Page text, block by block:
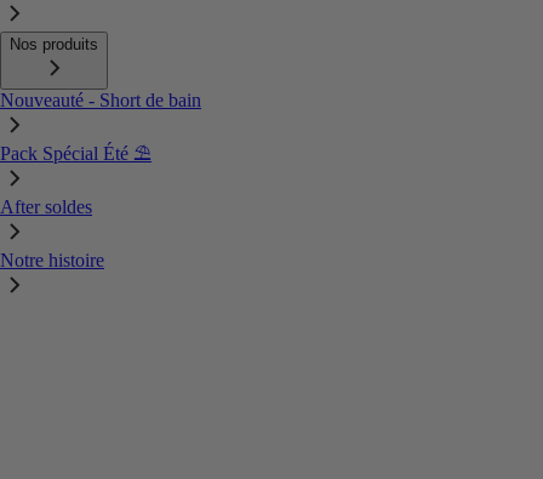
Nos produits
Nouveauté - Short de bain
Pack Spécial Été ⛱️
After soldes
Notre histoire